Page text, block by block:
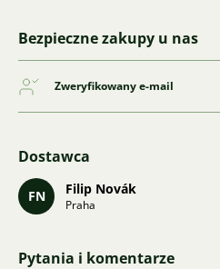
Bezpieczne zakupy u nas
Zweryfikowany e-mail
Dostawca
FN Filip Novák
Praha
Pytania i komentarze